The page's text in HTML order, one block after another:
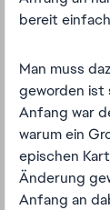
bereit
Man muss
geworden ist
Anfang war
warum ein
epischen
Änderung
Anfang an